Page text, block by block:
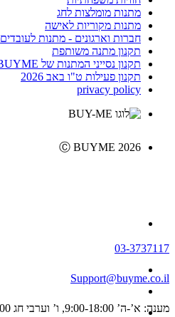
מתנות מומלצות לחג
מתנות מקוריות לאישה
חברות וארגונים - מתנות לעובדים
תקנון מתנה משותפת
תקנון נסייני המתנות של BUYME
תקנון פעילות ט"ו באב 2026
privacy policy
Ⓒ BUYME 2026
03-3737117
Support@buyme.co.il
מענה: א’-ה’ 9:00-18:00, ו’ וערבי חג 9:00-13:00